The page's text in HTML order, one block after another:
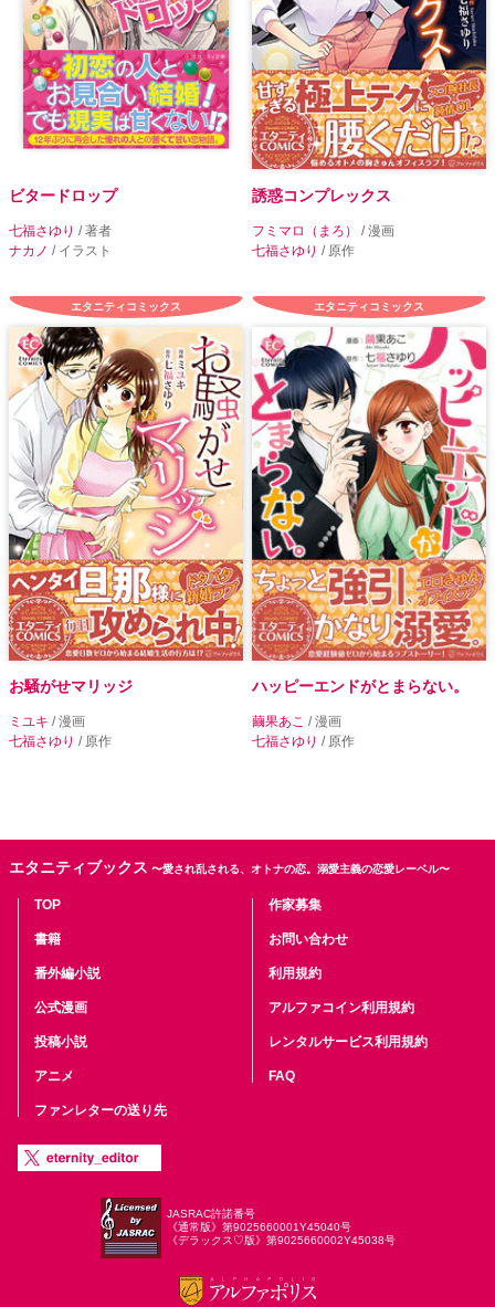
ビタードロップ
七福さゆり / 著者
ナカノ / イラスト
誘惑コンプレックス
フミマロ（まろ） / 漫画
七福さゆり / 原作
エタニティコミックス
お騒がせマリッジ
ミユキ / 漫画
七福さゆり / 原作
エタニティコミックス
ハッピーエンドがとまらない。
繭果あこ / 漫画
七福さゆり / 原作
エタニティブックス 〜愛され乱される、オトナの恋。溺愛主義の恋愛レーベル〜
TOP
書籍
番外編小説
公式漫画
投稿小説
アニメ
ファンレターの送り先
作家募集
お問い合わせ
利用規約
アルファコイン利用規約
レンタルサービス利用規約
FAQ
JASRAC許諾番号
《通常版》第9025660001Y45040号
《デラックス♡版》第9025660002Y45038号